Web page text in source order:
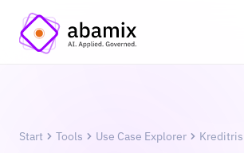
Start Tools Use Case Explorer